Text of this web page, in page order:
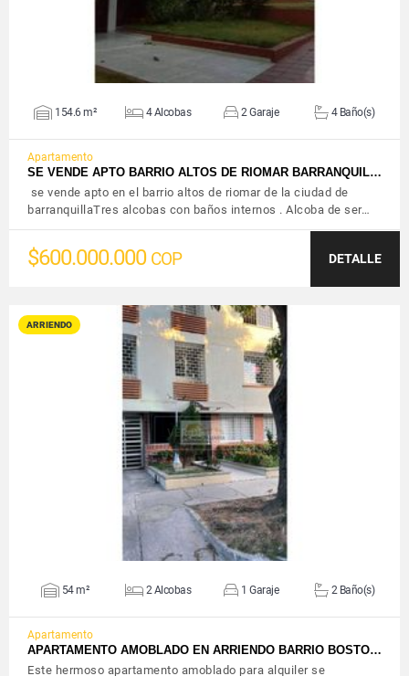
154.6 m² 4 Alcobas 2 Garaje 4 Baño(s)
Apartamento
SE VENDE APTO BARRIO ALTOS DE RIOMAR BARRANQUIL…
se vende apto en el barrio altos de riomar de la ciudad de
barranquillaTres alcobas con baños internos . Alcoba de ser…
$600.000.000 COP DETALLE
ARRIENDO
VER DETALLES
54 m² 2 Alcobas 1 Garaje 2 Baño(s)
Apartamento
APARTAMENTO AMOBLADO EN ARRIENDO BARRIO BOSTO…
Este hermoso apartamento amoblado para alquiler se